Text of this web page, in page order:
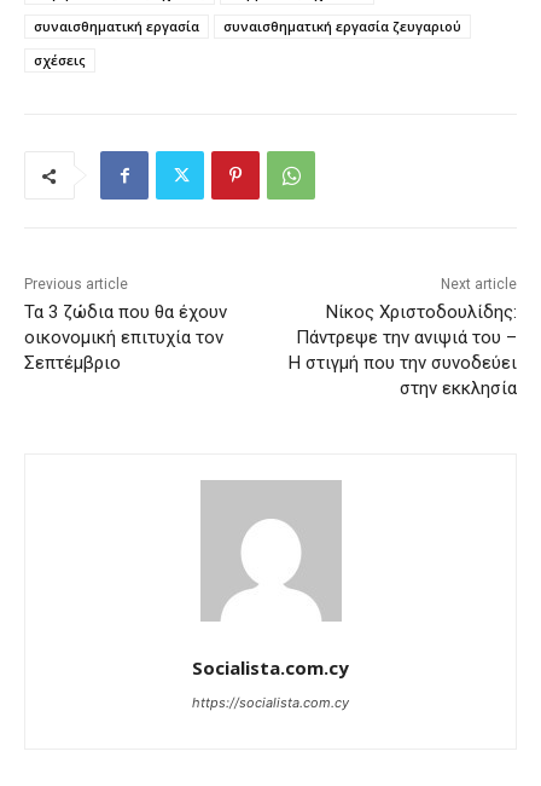
συναισθηματική εργασία
συναισθηματική εργασία ζευγαριού
σχέσεις
Previous article
Τα 3 ζώδια που θα έχουν
οικονομική επιτυχία τον
Σεπτέμβριο
Next article
Νίκος Χριστοδουλίδης:
Πάντρεψε την ανιψιά του –
Η στιγμή που την συνοδεύει
στην εκκλησία
Socialista.com.cy
https://socialista.com.cy